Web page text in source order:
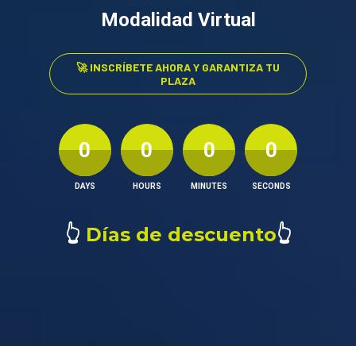
Modalidad Virtual
🚀 INSCRÍBETE AHORA Y GARANTIZA TU
PLAZA
0
DAYS
0
HOURS
0
MINUTES
0
SECONDS
👆 Días de descuento👆